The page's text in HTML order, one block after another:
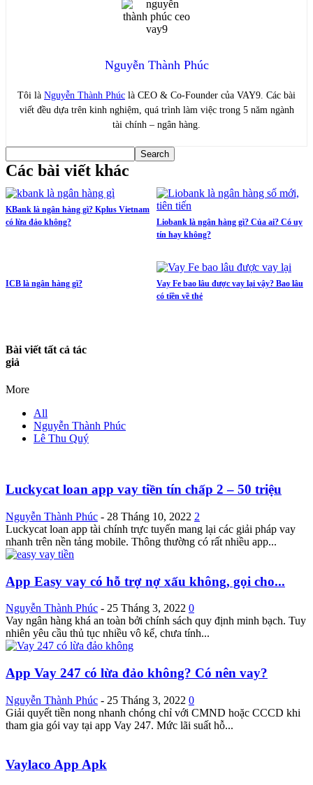
Nguyễn Thành Phúc
Tôi là Nguyễn Thành Phúc là CEO & Co-Founder của VAY9. Các bài
viết đều dựa trên kinh nghiệm, quá trình làm việc trong 5 năm ngành
tài chính – ngân hàng.
Các bài viết khác
KBank là ngân hàng gì? Kplus Vietnam
có lừa đảo không?
Liobank là ngân hàng gì? Của ai? Có uy
tín hay không?
ICB là ngân hàng gì?
Vay Fe bao lâu được vay lại vậy? Bao lâu
có tiền về thẻ
Bài viết tất cả tác
giả
More
All
Nguyễn Thành Phúc
Lê Thu Quý
Luckycat loan app vay tiền tín chấp 2 – 50 triệu
Nguyễn Thành Phúc - 28 Tháng 10, 2022 2
Luckycat loan app tài chính trực tuyến mang lại các giải pháp vay
nhanh trên nền tảng mobile. Thông thường có rất nhiều app...
App Easy vay có hỗ trợ nợ xấu không, gọi cho...
Nguyễn Thành Phúc - 25 Tháng 3, 2022 0
Vay ngân hàng khá an toàn bởi chính sách quy định minh bạch. Tuy
nhiên yêu cầu thủ tục nhiều vô kể, chưa tính...
App Vay 247 có lừa đảo không? Có nên vay?
Nguyễn Thành Phúc - 25 Tháng 3, 2022 0
Giải quyết tiền nong nhanh chóng chỉ với CMND hoặc CCCD khi
tham gia gói vay tại app Vay 247. Mức lãi suất hỗ...
Vaylaco App Apk